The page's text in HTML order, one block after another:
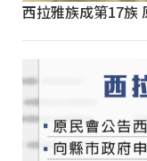
西拉雅族成第17族